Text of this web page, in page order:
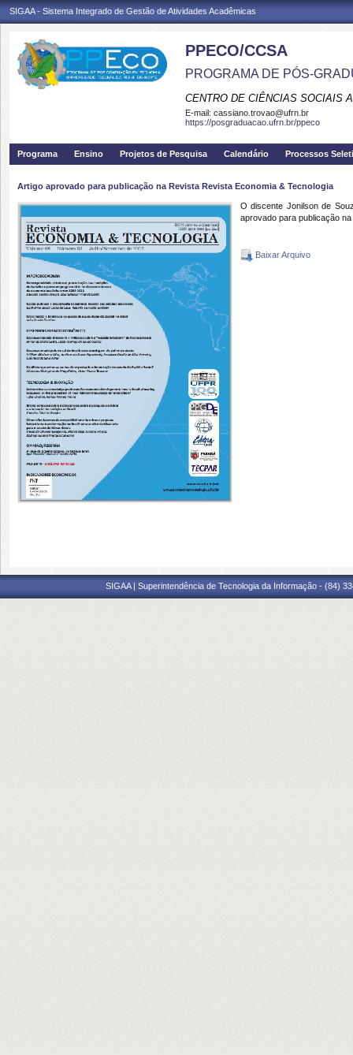
SIGAA - Sistema Integrado de Gestão de Atividades Acadêmicas
PPECO/CCSA
PROGRAMA DE PÓS-
CENTRO DE CIÊNCIAS SOCIAIS
E-mail: cassiano.trovao@ufrn.br
https://posgraduacao.ufrn.br/ppeco
Programa Ensino Projetos de Pesquisa Calendário Processos
Artigo aprovado para publicação na Revista Revista Economia & Tecnologia
O discente Jonilson de
aprovado para publicação
Baixar Arquivo
SIGAA | Superintendência de Tecnologia da Informação - (84)